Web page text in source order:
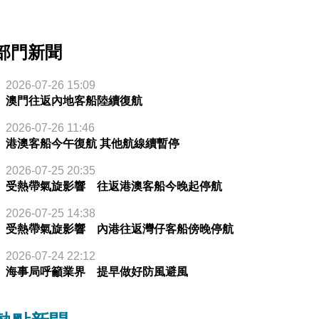
門新聞
2026-07-26 15:09
澳門往返內地客船陸續復航
2026-07-26 11:46
港澳客船今午復航 其他航線續暫停
2026-07-25 20:35
受熱帶氣旋影響 往返港澳客船今晚起停航
2026-07-25 14:38
受熱帶氣旋影響 內港往返灣仔客船傍晚停航
2026-07-24 22:12
海事局呼籲業界 提早做好防風避風